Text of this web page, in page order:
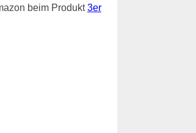
beim Produkt3er